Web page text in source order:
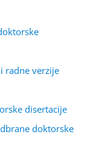
radne verzije
disertacije
doktorske